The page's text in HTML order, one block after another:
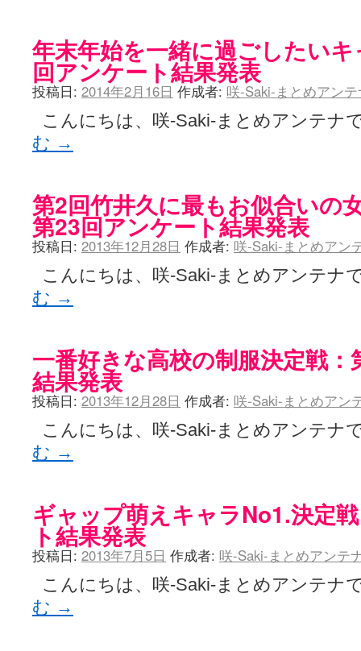
年末年始を一緒に過ごしたい
回アンケート結果発表
投稿日: 2014年2月16日 作成者: 咲-Saki-まとめアン
こんにちは、咲-Saki-まとめアンテ
む →
第2回竹井久に最もお似合いの
第23回アンケート結果発表
投稿日: 2013年12月28日 作成者: 咲-Saki-まとめアン
こんにちは、咲-Saki-まとめアンテ
む →
一番好きな高校の制服決定戦
結果発表
投稿日: 2013年12月28日 作成者: 咲-Saki-まとめアン
こんにちは、咲-Saki-まとめアンテ
む →
ギャップ萌えキャラNo1.決定
ト結果発表
投稿日: 2013年7月5日 作成者: 咲-Saki-まとめアンテ
こんにちは、咲-Saki-まとめアンテ
む →